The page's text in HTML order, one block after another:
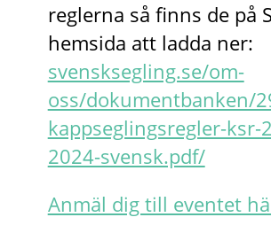
reglerna så finns de på
hemsida att ladda ner:
svensksegling.se/om-
oss/dokumentbanken/
kappseglingsregler-ksr-
2024-svensk.pdf/
Anmäl dig till eventet